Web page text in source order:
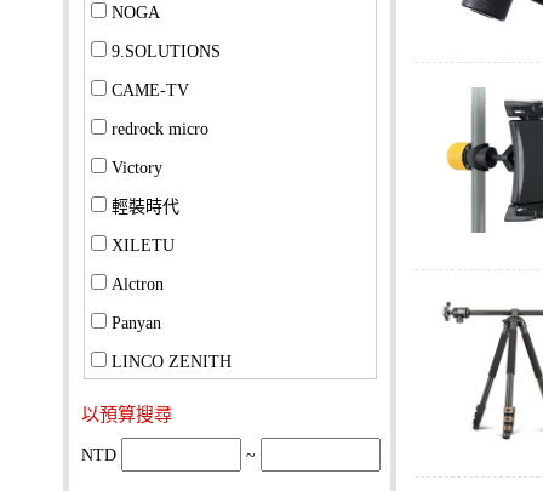
NOGA
9.SOLUTIONS
CAME-TV
redrock micro
Victory
輕裝時代
XILETU
Alctron
Panyan
LINCO ZENITH
以預算搜尋
NTD ~